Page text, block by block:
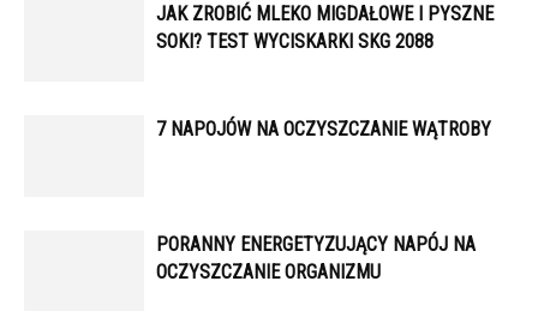
JAK ZROBIĆ MLEKO MIGDAŁOWE I PYSZNE
SOKI? TEST WYCISKARKI SKG 2088
7 NAPOJÓW NA OCZYSZCZANIE WĄTROBY
PORANNY ENERGETYZUJĄCY NAPÓJ NA
OCZYSZCZANIE ORGANIZMU